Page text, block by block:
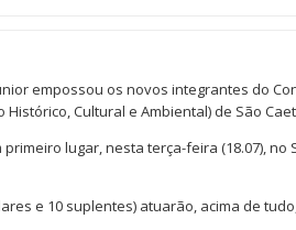
empossou os novos integrantes do
Cultural e Ambiental) de São
lugar, nesta terça-feira (18.07), no
e 10 suplentes) atuarão, acima de